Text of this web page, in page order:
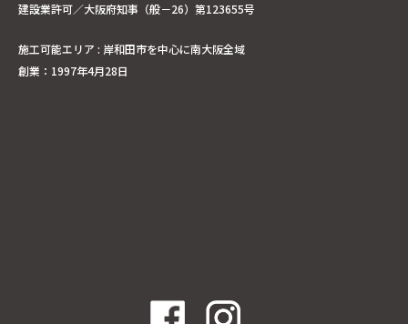
建設業許可／大阪府知事（般－26）第123655号
施工可能エリア : 岸和田市を中心に南大阪全域
創業：1997年4月28日